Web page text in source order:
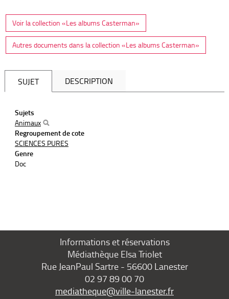
Voir la collection «Les albums Casterman»
Autres documents dans la collection «Les albums Casterman»
SUJET DESCRIPTION
Sujets
Animaux
Regroupement de cote
SCIENCES PURES
Genre
Doc
Informations et réservations
Médiathèque Elsa Triolet
Rue JeanPaul Sartre - 56600 Lanester
02 97 89 00 70
mediatheque@ville-lanester.fr